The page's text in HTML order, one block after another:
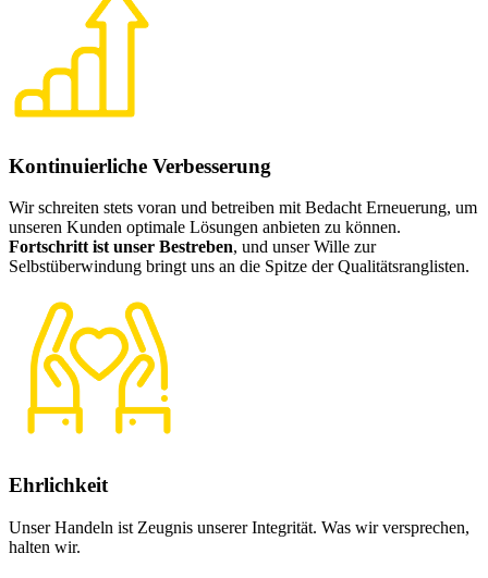
Kontinuierliche Verbesserung
Wir schreiten stets voran und betreiben mit Bedacht Erneuerung, um
unseren Kunden optimale Lösungen anbieten zu können.
Fortschritt ist unser Bestreben, und unser Wille zur
Selbstüberwindung bringt uns an die Spitze der Qualitätsranglisten.
Ehrlichkeit
Unser Handeln ist Zeugnis unserer Integrität. Was wir versprechen,
halten wir.